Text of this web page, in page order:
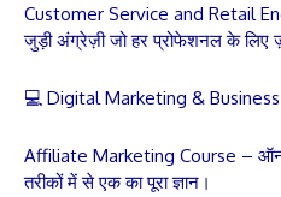
Customer Service and Retail
जुड़ी अंग्रेज़ी जो हर प्रोफेशनल के लिए
💻 Digital Marketing &
Affiliate Marketing Course –
तरीकों में से एक का पूरा ज्ञान।